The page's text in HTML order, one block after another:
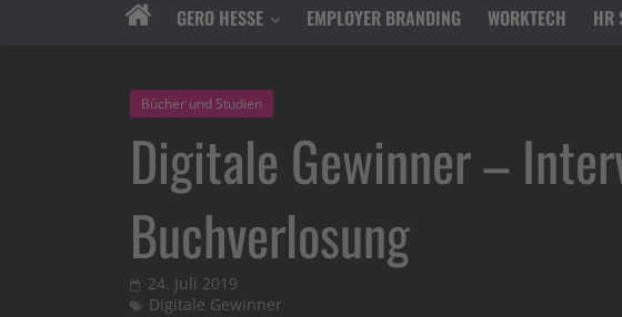
GERO HESSE EMPLOYER BRANDING WORKTECH HR
Bücher und Studien
Digitale Gewinner –
Buchverlosung
24. Juli 2019
Digitale Gewinner